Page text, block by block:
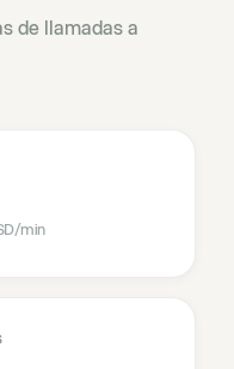
de llamadas a
/min